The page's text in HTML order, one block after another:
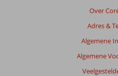
Over
Adres &
Algemene
Algemene